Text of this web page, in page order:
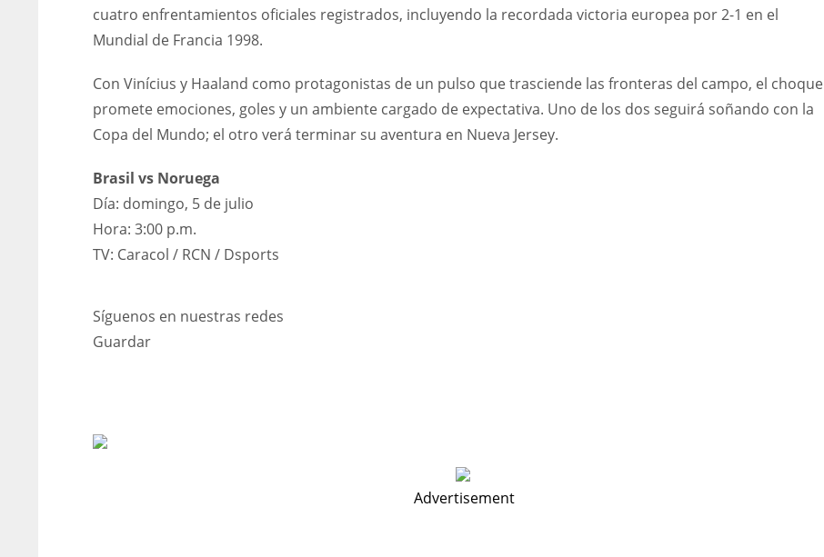
cuatro enfrentamientos oficiales registrados, incluyendo la recordada victoria europea por 2-1 en el
Mundial de Francia 1998.
Con Vinícius y Haaland como protagonistas de un pulso que trasciende las fronteras del campo, el choque
promete emociones, goles y un ambiente cargado de expectativa. Uno de los dos seguirá soñando con la
Copa del Mundo; el otro verá terminar su aventura en Nueva Jersey.
Brasil vs Noruega
Día: domingo, 5 de julio
Hora: 3:00 p.m.
TV: Caracol / RCN / Dsports
Síguenos en nuestras redes
Guardar
Advertisement